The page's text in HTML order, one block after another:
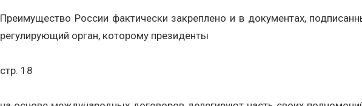
Преимущество России фактически закреплено и в документах,
регулирующий орган, которому президенты
стр. 18